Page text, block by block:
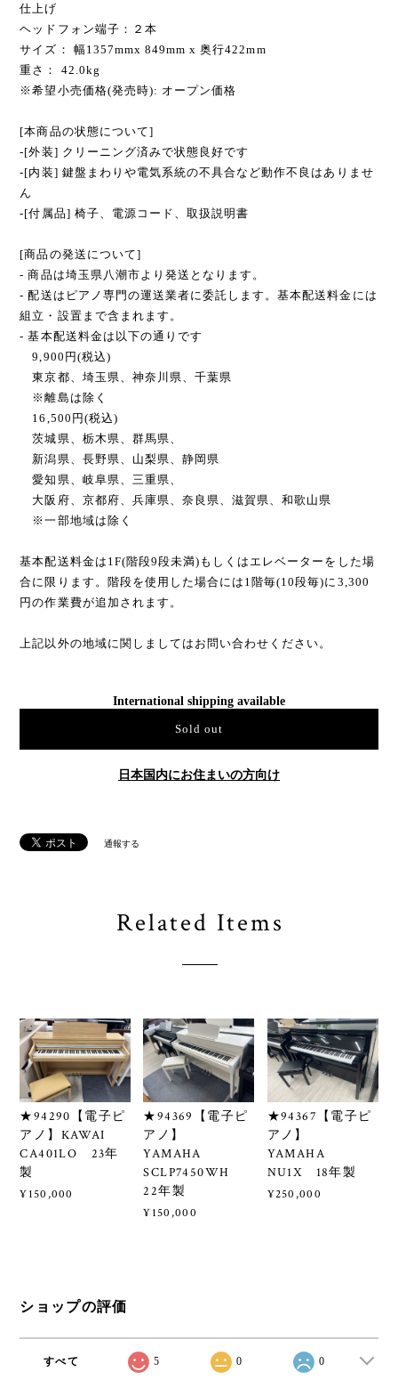
仕上げ
ヘッドフォン端子：２本
サイズ： 幅1357mmx 849mm x 奥行422mm
重さ： 42.0kg
※希望小売価格(発売時): オープン価格
[本商品の状態について]
-[外装] クリーニング済みで状態良好です
-[内装] 鍵盤まわりや電気系統の不具合など動作不良はありませ
ん
-[付属品] 椅子、電源コード、取扱説明書
[商品の発送について]
- 商品は埼玉県八潮市より発送となります。
- 配送はピアノ専門の運送業者に委託します。基本配送料金には
組立・設置まで含まれます。
- 基本配送料金は以下の通りです
9,900円(税込)
東京都、埼玉県、神奈川県、千葉県
※離島は除く
16,500円(税込)
茨城県、栃木県、群馬県、
新潟県、長野県、山梨県、静岡県
愛知県、岐阜県、三重県、
大阪府、京都府、兵庫県、奈良県、滋賀県、和歌山県
※一部地域は除く
基本配送料金は1F(階段9段未満)もしくはエレベーターをした場
合に限ります。階段を使用した場合には1階毎(10段毎)に3,300
円の作業費が追加されます。
上記以外の地域に関しましてはお問い合わせください。
International shipping available
Sold out
日本国内にお住まいの方向け
通報する
Related Items
★94290【電子ピ
アノ】KAWAI
CA401LO 23年
製
¥150,000
★94369【電子ピ
アノ】
YAMAHA
SCLP7450WH
22年製
¥150,000
★94367【電子ピ
アノ】
YAMAHA
NU1X 18年製
¥250,000
ショップの評価
すべて 5 0 0